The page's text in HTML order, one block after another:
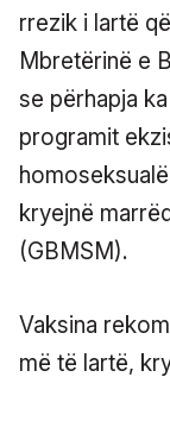
rrezik i lartë
Mbretërinë e
se përhapja
programit
kryejnë
(GBMSM).
Vaksina
më të lartë,